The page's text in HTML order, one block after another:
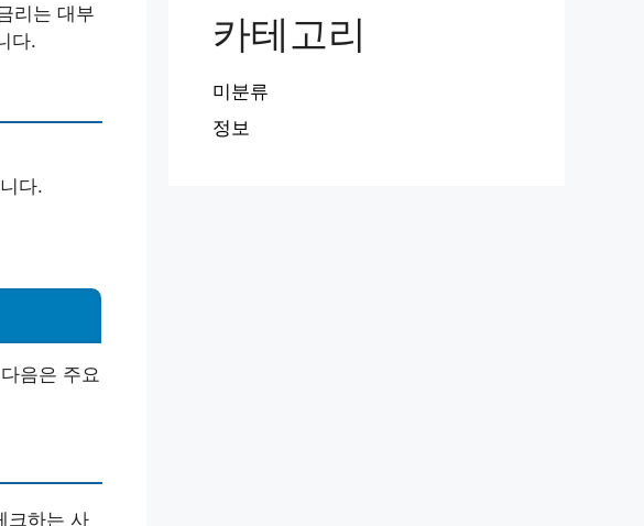
리는 대부
다.
다.
음은 주요
크하는 사
카테고리
미분류
정보